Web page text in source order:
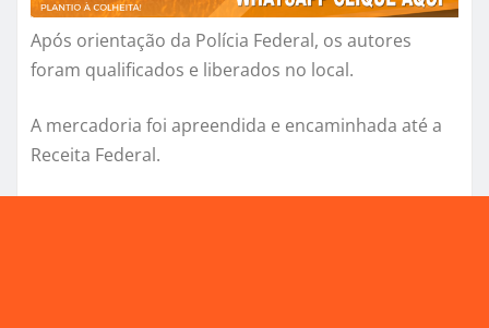
Após orientação da Polícia Federal, os autores
foram qualificados e liberados no local.
A mercadoria foi apreendida e encaminhada até a
Receita Federal.